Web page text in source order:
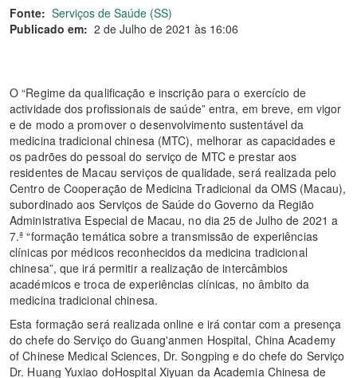
Fonte: Serviços de Saúde (SS)
Publicado em: 2 de Julho de 2021 às 16:06
O “Regime da qualificação e inscrição para o exercício de
actividade dos profissionais de saúde” entra, em breve, em vigor
e de modo a promover o desenvolvimento sustentável da
medicina tradicional chinesa (MTC), melhorar as capacidades e
os padrões do pessoal do serviço de MTC e prestar aos
residentes de Macau serviços de qualidade, será realizada pelo
Centro de Cooperação de Medicina Tradicional da OMS (Macau),
subordinado aos Serviços de Saúde do Governo da Região
Administrativa Especial de Macau, no dia 25 de Julho de 2021 a
7.ª “formação temática sobre a transmissão de experiências
clínicas por médicos reconhecidos da medicina tradicional
chinesa”, que irá permitir a realização de intercâmbios
académicos e troca de experiências clínicas, no âmbito da
medicina tradicional chinesa.
Esta formação será realizada online e irá contar com a presença
do chefe do Serviço do Guang'anmen Hospital, China Academy
of Chinese Medical Sciences, Dr. Songping e do chefe do Serviço
Dr. Huang Yuxiao doHospital Xiyuan da Academia Chinesa de